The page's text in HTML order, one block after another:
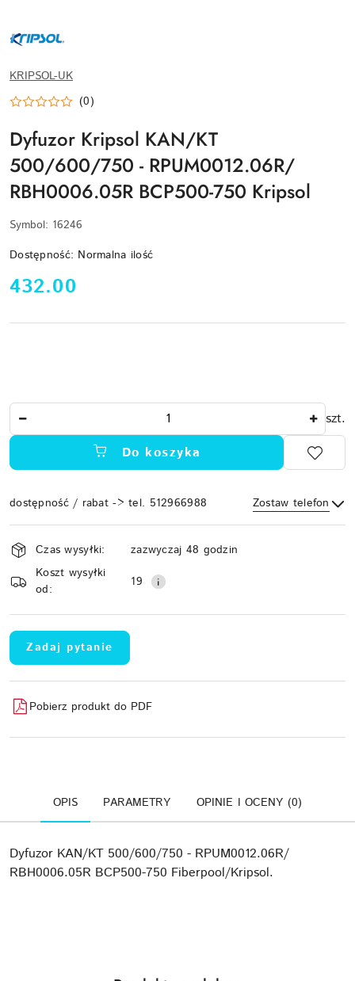
WEBP
KRIPSOL-UK
(0)
Dyfuzor Kripsol KAN/KT
500/600/750 - RPUM0012.06R/
RBH0006.05R BCP500-750 Kripsol
Symbol: 16246
Dostępność: Normalna ilość
cena:
432.00
szt.
Do koszyka
dostępność / rabat -> tel. 512966988 Zostaw telefon
Wyślij
Dostępność
i
dostawa
Czas wysyłki:
zazwyczaj 48 godzin
Koszt wysyłki
od:
19
Zadaj pytanie
Pobierz produkt do PDF
OPIS PARAMETRY OPINIE I OCENY (0)
Dyfuzor KAN/KT 500/600/750 - RPUM0012.06R/
RBH0006.05R BCP500-750 Fiberpool/Kripsol.